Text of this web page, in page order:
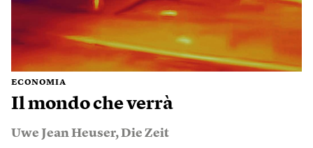
ECONOMIA
Il mondo che verrà
Uwe Jean Heuser,Die Zeit